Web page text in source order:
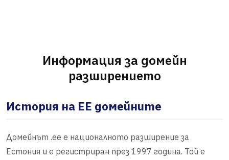
Информация за домейн
разширението
История на EE домейните
Домейнът .ee е националното разширение за
Естония и е регистриран през 1997 година. Той е